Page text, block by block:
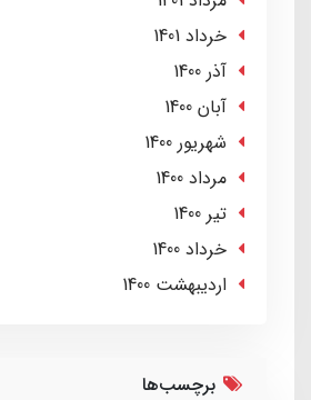
خرداد 1401
آذر 1400
آبان 1400
شهریور 1400
مرداد 1400
تير 1400
خرداد 1400
ارديبهشت 1400
برچسب‌ها